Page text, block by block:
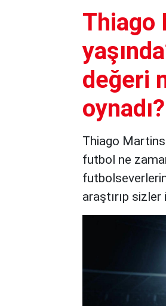
Thiago
değeri
oynadı?
Thiago Martins
futbol ne
araştırıp sizler